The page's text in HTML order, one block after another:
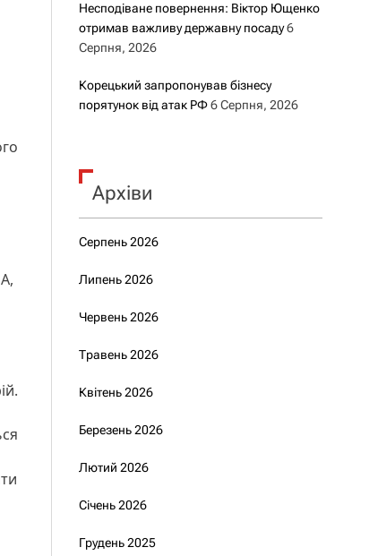
Несподіване повернення: Віктор Ющенко
отримав важливу державну посаду 6
Серпня, 2026
Корецький запропонував бізнесу
порятунок від атак РФ 6 Серпня, 2026
Архіви
Серпень 2026
Липень 2026
Червень 2026
Травень 2026
Квітень 2026
Березень 2026
Лютий 2026
Січень 2026
Грудень 2025